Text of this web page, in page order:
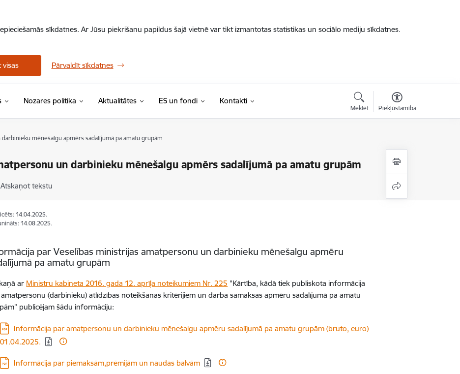
sīkdatnes. Ar Jūsu piekrišanu papildus šajā vietnē var tikt izmantotas statistikas un sociālo mediju sīkdatnes.
visas Pārvaldīt sīkdatnes
Nozares politika Aktualitātes ES un fondi Kontakti
Meklēt Piekļūstamība
mēnešalgu apmērs sadalījumā pa amatu grupām
un darbinieku mēnešalgu apmērs sadalījumā pa amatu grupām
Atskaņot tekstu
14.04.2025.
14.08.2025.
par Veselības ministrijas amatpersonu un darbinieku mēnešalgu apmēru
pa amatu grupām
ar Ministru kabineta 2016. gada 12. aprīļa noteikumiem Nr. 225 "Kārtība, kādā tiek publiskota informācija
(darbinieku) atlīdzības noteikšanas kritērijiem un darba samaksas apmēru sadalījumā pa amatu
publicējam šādu informāciju:
Lejupielādēt:
Informācija par amatpersonu un darbinieku mēnešalgu apmēru sadalījumā pa amatu grupām (bruto, euro)
01.04.2025.
Lejupielādēt:
Informācija par piemaksām,prēmijām un naudas balvām